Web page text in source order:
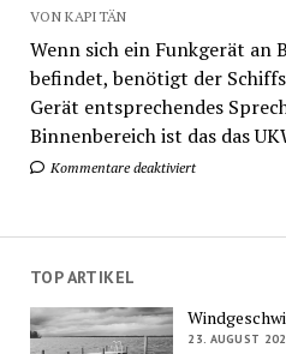
VON KAPITÄN
Wenn sich ein Funkgerät an
befindet, benötigt der
Gerät entsprechendes
Binnenbereich ist das das
Kommentare deaktiviert
TOP ARTIKEL
23. AUGUST